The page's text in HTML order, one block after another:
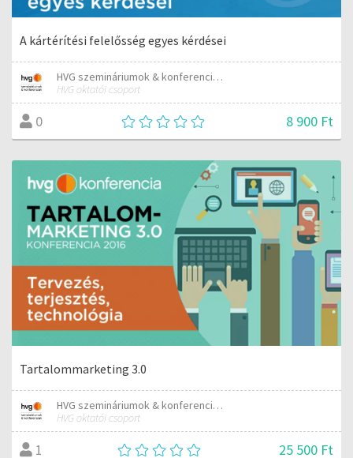
A kártérítési felelősség egyes kérdései
HVG szemináriumok & konferenciák
HVG oktatói csoport
0 8 900 Ft
Tartalommarketing 3.0
HVG szemináriumok & konferenciák
HVG oktatói csoport
1 25 500 Ft